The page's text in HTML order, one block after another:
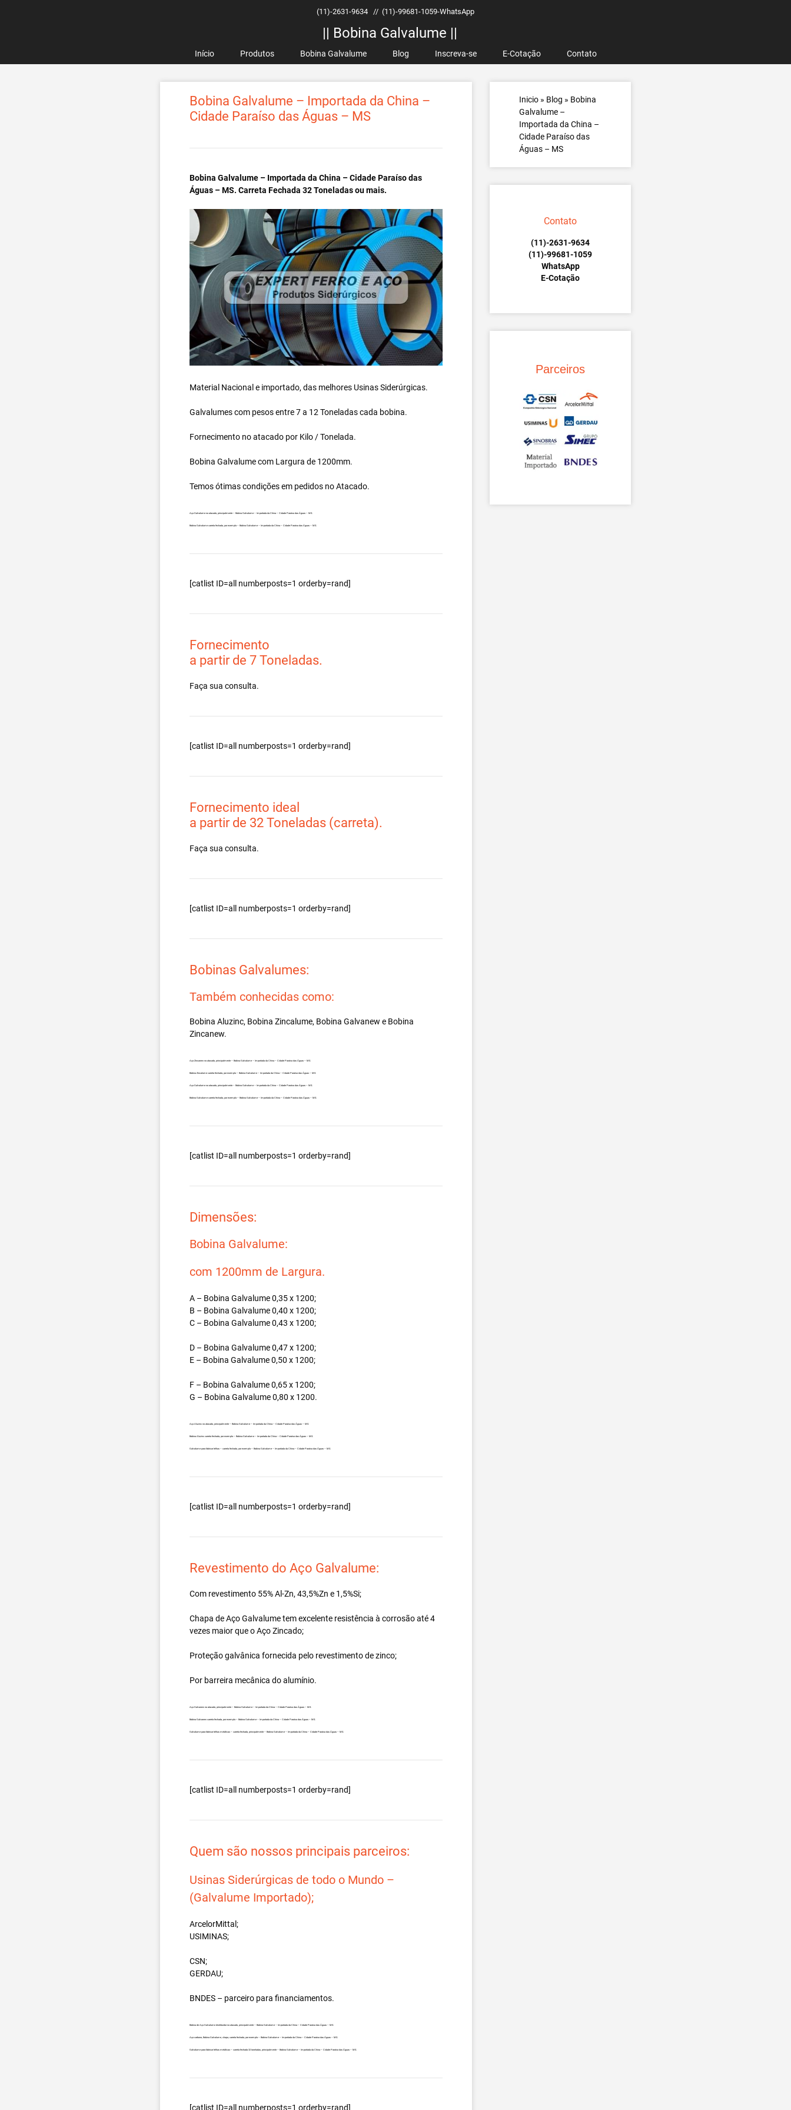
(11)-2631-9634 // (11)-99681-1059-WhatsApp
|| Bobina Galvalume ||
Início Produtos Bobina Galvalume Blog Inscreva-se E-Cotação Contato
Bobina Galvalume – Importada da China –
Cidade Paraíso das Águas – MS
Bobina Galvalume – Importada da China – Cidade Paraíso das
Águas – MS. Carreta Fechada 32 Toneladas ou mais.
Material Nacional e importado, das melhores Usinas Siderúrgicas.
Galvalumes com pesos entre 7 a 12 Toneladas cada bobina.
Fornecimento no atacado por Kilo / Tonelada.
Bobina Galvalumecom Largura de 1200mm.
Temos ótimas condições em pedidos no Atacado.
Aço Galvalume no atacado, principalmente – Bobina Galvalume – Importada da China – Cidade Paraíso das Águas – MS.
Bobina Galvalume carreta fechada, por exemplo – Bobina Galvalume – Importada da China – Cidade Paraíso das Águas – MS.
[catlist ID=all numberposts=1 orderby=rand]
Fornecimento
a partir de 7 Toneladas.
Faça sua consulta.
[catlist ID=all numberposts=1 orderby=rand]
Fornecimento ideal
a partir de 32 Toneladas (carreta).
Faça sua consulta.
[catlist ID=all numberposts=1 orderby=rand]
Bobinas Galvalumes:
Também conhecidas como:
Bobina Aluzinc, Bobina Zincalume, Bobina Galvanew e Bobina
Zincanew.
Aço Zincanew no atacado, principalmente – Bobina Galvalume – Importada da China – Cidade Paraíso das Águas – MS.
Bobina Zincalume carreta fechada, por exemplo – Bobina Galvalume – Importada da China – Cidade Paraíso das Águas – MS.
Aço Galvalume no atacado, principalmente – Bobina Galvalume – Importada da China – Cidade Paraíso das Águas – MS.
Bobina Galvalume carreta fechada, por exemplo – Bobina Galvalume – Importada da China – Cidade Paraíso das Águas – MS.
[catlist ID=all numberposts=1 orderby=rand]
Dimensões:
Bobina Galvalume:
com 1200mm de Largura.
A – Bobina Galvalume 0,35 x 1200;
B – Bobina Galvalume 0,40 x 1200;
C – Bobina Galvalume 0,43 x 1200;
D – Bobina Galvalume 0,47 x 1200;
E – Bobina Galvalume 0,50 x 1200;
F – Bobina Galvalume 0,65 x 1200;
G – Bobina Galvalume 0,80 x 1200.
Aço Aluzinc no atacado, principalmente – Bobina Galvalume – Importada da China – Cidade Paraíso das Águas – MS.
Bobina Aluzinc carreta fechada, por exemplo – Bobina Galvalume – Importada da China – Cidade Paraíso das Águas – MS.
Galvalume para fabricar telhas – carreta fechada, por exemplo – Bobina Galvalume – Importada da China – Cidade Paraíso das Águas – MS.
[catlist ID=all numberposts=1 orderby=rand]
Revestimento do Aço Galvalume:
Com revestimento 55% Al-Zn, 43,5%Zn e 1,5%Si;
Chapa de Aço Galvalume tem excelente resistência à corrosão até 4
vezes maior que o Aço Zincado;
Proteção galvânica fornecida pelo revestimento de zinco;
Por barreira mecânica do alumínio.
Aço Galvanew no atacado, principalmente – Bobina Galvalume – Importada da China – Cidade Paraíso das Águas – MS.
Bobina Galvanew carreta fechada, por exemplo – Bobina Galvalume – Importada da China – Cidade Paraíso das Águas – MS.
Galvalume para fabricar telhas metálicas – carreta fechada, principalmente – Bobina Galvalume – Importada da China – Cidade Paraíso das Águas – MS.
[catlist ID=all numberposts=1 orderby=rand]
Quem são nossos principais parceiros:
Usinas Siderúrgicas de todo o Mundo –
(Galvalume Importado);
ArcelorMittal;
USIMINAS;
CSN;
GERDAU;
BNDES – parceiro para financiamentos.
Bobina de Aço Galvalume distribuidor no atacado, principalmente – Bobina Galvalume – Importada da China – Cidade Paraíso das Águas – MS.
Aço carbono, Bobina Galvalume, chapa, carreta fechada, por exemplo – Bobina Galvalume – Importada da China – Cidade Paraíso das Águas – MS.
Galvalume para fabricar telhas metálicas – carreta fechada 32 toneladas, principalmente – Bobina Galvalume – Importada da China – Cidade Paraíso das Águas – MS.
[catlist ID=all numberposts=1 orderby=rand]
Inicio » Blog » Bobina
Galvalume –
Importada da China –
Cidade Paraíso das
Águas – MS
Contato
(11)-2631-9634
(11)-99681-1059
WhatsApp
E-Cotação
Parceiros